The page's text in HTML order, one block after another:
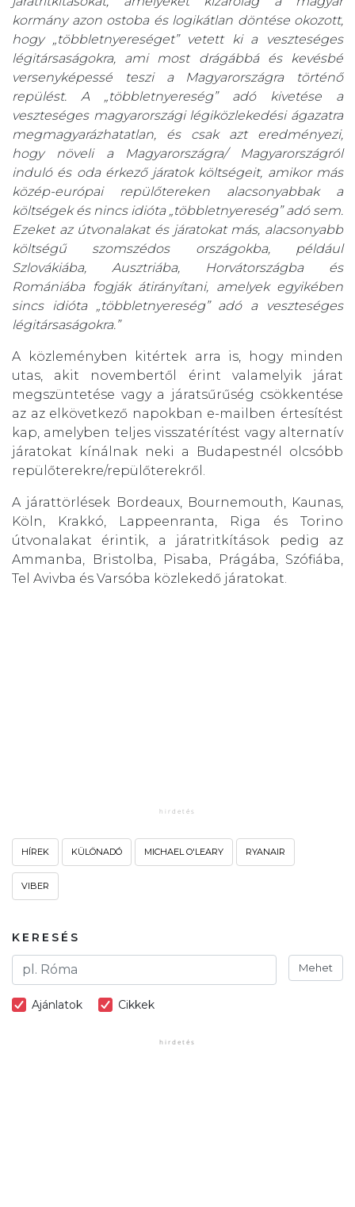
kormány azon ostoba és logikátlan döntése okozott,
hogy „többletnyereséget” vetett ki a veszteséges
légitársaságokra, ami most drágábbá és kevésbé
versenyképessé teszi a Magyarországra történő
repülést. A „többletnyereség” adó kivetése a
veszteséges magyarországi légiközlekedési ágazatra
megmagyarázhatatlan, és csak azt eredményezi,
hogy növeli a Magyarországra/ Magyarországról
induló és oda érkező járatok költségeit, amikor más
közép-európai repülőtereken alacsonyabbak a
költségek és nincs idióta „többletnyereség” adó sem.
Ezeket az útvonalakat és járatokat más, alacsonyabb
költségű szomszédos országokba, például
Szlovákiába, Ausztriába, Horvátországba és
Romániába fogják átirányítani, amelyek egyikében
sincs idióta „többletnyereség” adó a veszteséges
légitársaságokra.”
A közleményben kitértek arra is, hogy minden
utas, akit novembertől érint valamelyik járat
megszüntetése vagy a járatsűrűség csökkentése
az az elkövetkező napokban e-mailben értesítést
kap, amelyben teljes visszatérítést vagy alternatív
járatokat kínálnak neki a Budapestnél olcsóbb
repülőterekre/repülőterekről.
A járattörlések Bordeaux, Bournemouth, Kaunas,
Köln, Krakkó, Lappeenranta, Riga és Torino
útvonalakat érintik, a járatritkítások pedig az
Ammanba, Bristolba, Pisaba, Prágába, Szófiába,
Tel Avivba és Varsóba közlekedő járatokat.
HÍREK KÜLÖNADÓ MICHAEL O'LEARY RYANAIR
VIBER
KERESÉS
Mehet
Ajánlatok Cikkek